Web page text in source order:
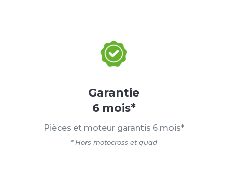
Garantie
6 mois*
Pièces et moteur garantis 6 mois*
* Hors motocross et quad